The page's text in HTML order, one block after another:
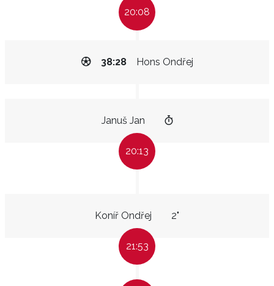
20:08
Hons Ondřej
38:28
Januš Jan
20:13
Koníř Ondřej 2"
21:53